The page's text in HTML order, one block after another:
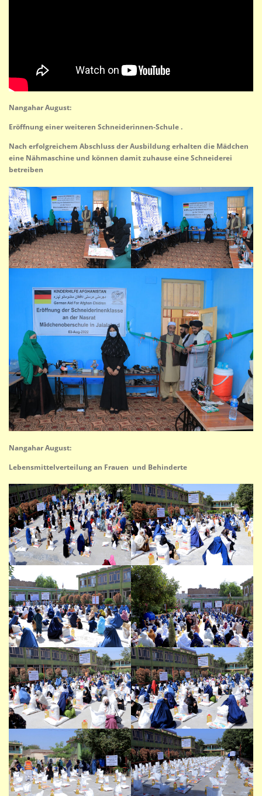
Nangahar August:
Eröffnung einer weiteren Schneiderinnen-Schule .
Nach erfolgreichem Abschluss der Ausbildung erhalten die Mädchen
eine Nähmaschine und können damit zuhause eine Schneiderei
betreiben
Nangahar August:
Lebensmittelverteilung an Frauen und Behinderte